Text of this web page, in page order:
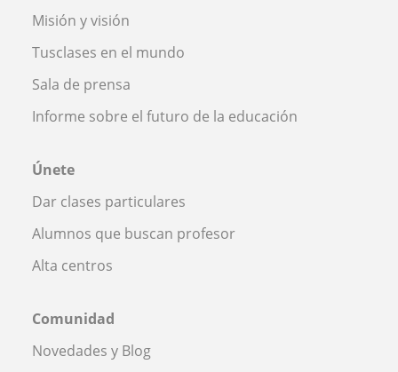
Misión y visión
Tusclases en el mundo
Sala de prensa
Informe sobre el futuro de la educación
Únete
Dar clases particulares
Alumnos que buscan profesor
Alta centros
Comunidad
Novedades y Blog